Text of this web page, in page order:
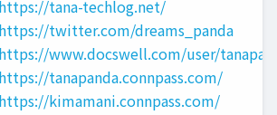
https://tana-techlog.net/
https://twitter.com/dreams_panda
https://www.docswell.com/user/
https://tanapanda.connpass.com/
https://kimamani.connpass.com/